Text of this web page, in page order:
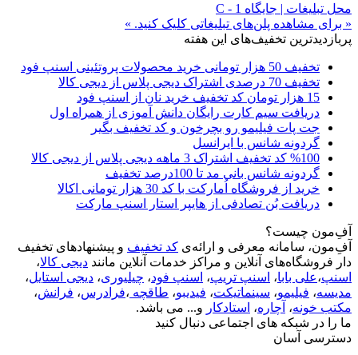
محل تبلیغات | جایگاه C - 1
« برای مشاهده پلن‌های تبلیغاتی کلیک کنید. »
پربازدیدترین تخفیف‌های این هفته
تخفیف 50 هزار تومانی خرید محصولات پروتئینی اسنپ فود
تخفیف 70 درصدی اشتراک دیجی پلاس از دیجی کالا
15 هزار تومان کد تخفیف خرید نان از اسنپ فود
دریافت سیم کارت رایگان دانش آموزی از همراه اول
جت پات فیلیمو رو بچرخون و کد تخفیف بگیر
گردونه شانس با ایرانسل
%100 کد تخفیف اشتراک 3 ماهه دیجی پلاس از دیجی کالا
گردونه شانس بانی مد تا 100درصد تخفیف
خرید از فروشگاه اُمارکت با کد 30 هزار تومانی اکالا
دریافت بُن تصادفی از هایپر استار اسنپ مارکت
آفِ‌مون چیست؟
آفِ‌مون، سامانه معرفی و ارائه‌ی کد تخفیف و پیشنهادهای تخفیف
دار فروشگاه‌های آنلاین و مراکز خدمات آنلاین مانند دیجی کالا،
اسنپ،علی بابا، اسنپ تریپ، اسنپ فود، چیلیوری، دیجی استایل،
مدیسه، فیلیمو، سینماتیکت، فیدیبو، طاقچه ،فرادرس، فرانش،
مکتب خونه، آچاره، استادکار و... می باشد.
ما را در شبکه های اجتماعی دنبال کنید
دسترسی آسان